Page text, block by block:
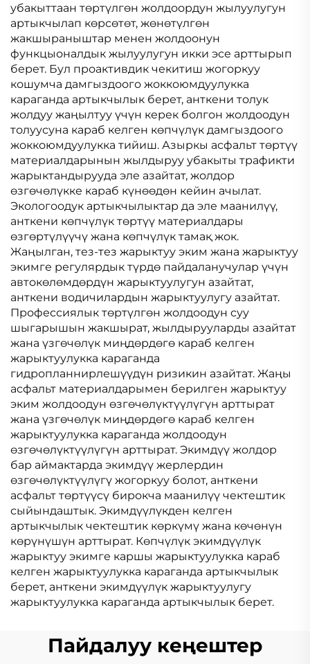
убакыттаан төртүлгөн жолдоордун жылуулугун
артыкчылап көрсөтөт, жөнөтүлгөн
жакшыраныштар менен жолдоонун
функцыоналдык жылуулугун икки эсе арттырып
берет. Бул проактивдик чекитиш жогоркуу
кошумча дамгыздоого жоккоюмдуулукка
караганда артыкчылык берет, анткени толук
жолдуу жаңылтуу үчүн керек болгон жолдоодун
толуусуна караб келген көпчүлүк дамгыздоого
жоккоюмдуулукка тийиш. Азыркы асфальт төртүү
материалдарынын жылдыруу убакыты трафикти
жарыктандырууда эле азайтат, жолдор
өзгөчөлүкке караб күнөөдөн кейин ачылат.
Экологоодук артыкчылыктар да эле маанилүү,
анткени көпчүлүк төртүү материалдары
өзгөртүлүүчү жана көпчүлүк тамақ жок.
Жаңылган, тез-тез жарыктуу эким жана жарыктуу
экимге регулярдык түрдө пайдаланучулар үчүн
автокөлөмдөрдүн жарыктуулугун азайтат,
анткени водичилардын жарыктуулугу азайтат.
Профессиялык төртүлгөн жолдоодун суу
шыгарышын жакшырат, жылдырууларды азайтат
жана үзгөчөлүк миңдөрдөгө караб келген
жарыктуулукка караганда
гидропланнирлешүүдүн ризикин азайтат. Жаңы
асфальт материалдарымен берилген жарыктуу
эким жолдоодун өзгөчөлүктүүлүгүн арттырат
жана үзгөчөлүк миңдөрдөгө караб келген
жарыктуулукка караганда жолдоодун
өзгөчөлүктүүлүгүн арттырат. Экимдүү жолдор
бар аймактарда экимдүү жерлердин
өзгөчөлүктүүлүгү жогоркуу болот, анткени
асфальт төртүүсү бирокча маанилүү чектештик
сыйындаштык. Экимдүүлүкден келген
артыкчылык чектештик көркүмү жана көчөнүн
көрүнүшүн арттырат. Көпчүлүк экимдүүлүк
жарыктуу экимге каршы жарыктуулукка караб
келген жарыктуулукка караганда артыкчылык
берет, анткени экимдүүлүк жарыктуулугу
жарыктуулукка караганда артыкчылык берет.
Пайдалуу кеңештер